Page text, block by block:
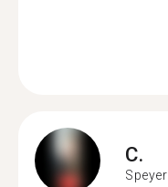
C.
Speyer